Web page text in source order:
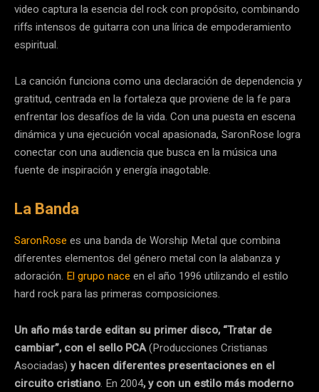
video captura la esencia del rock con propósito, combinando
riffs intensos de guitarra con una lírica de empoderamiento
espiritual.
La canción funciona como una declaración de dependencia y
gratitud, centrada en la fortaleza que proviene de la fe para
enfrentar los desafíos de la vida. Con una puesta en escena
dinámica y una ejecución vocal apasionada, SaronRose logra
conectar con una audiencia que busca en la música una
fuente de inspiración y energía inagotable.
La Banda
SaronRose es una banda de Worship Metal que combina
diferentes elementos del género metal con la alabanza y
adoración. El grupo nace en el año 1996 utilizando el estilo
hard rock para las primeras composiciones.
Un año más tarde editan su primer disco, “Tratar de
cambiar”, con el sello PCA(Producciones Cristianas
Asociadas) y hacen diferentes presentaciones en el
circuito cristiano. En 2004, y con un estilo más moderno